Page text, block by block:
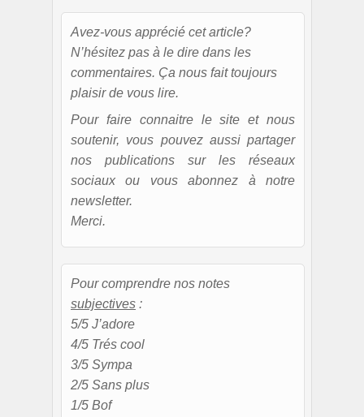
Avez-vous apprécié cet article?
N’hésitez pas à le dire dans les
commentaires. Ça nous fait toujours
plaisir de vous lire.
Pour faire connaitre le site et nous
soutenir, vous pouvez aussi partager
nos publications sur les réseaux
sociaux ou vous abonnez à notre
newsletter.
Merci.
Pour comprendre nos notes
subjectives :
5/5 J’adore
4/5 Trés cool
3/5 Sympa
2/5 Sans plus
1/5 Bof